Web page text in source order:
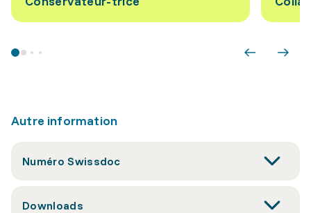
Autre information
Numéro Swissdoc
Downloads